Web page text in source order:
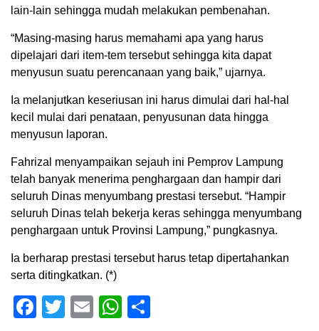
lain-lain sehingga mudah melakukan pembenahan.
“Masing-masing harus memahami apa yang harus
dipelajari dari item-tem tersebut sehingga kita dapat
menyusun suatu perencanaan yang baik,” ujarnya.
Ia melanjutkan keseriusan ini harus dimulai dari hal-hal
kecil mulai dari penataan, penyusunan data hingga
menyusun laporan.
Fahrizal menyampaikan sejauh ini Pemprov Lampung
telah banyak menerima penghargaan dan hampir dari
seluruh Dinas menyumbang prestasi tersebut. “Hampir
seluruh Dinas telah bekerja keras sehingga menyumbang
penghargaan untuk Provinsi Lampung,” pungkasnya.
Ia berharap prestasi tersebut harus tetap dipertahankan
serta ditingkatkan. (*)
Facebook
Twitter
EmailWhatsApp